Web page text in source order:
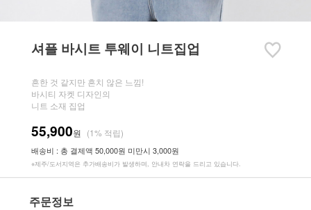
셔플 바시트 투웨이 니트집업
흔한 것 같지만 흔치 않은 느낌!
바시티 자켓 디자인의
니트 소재 집업
55,900원 (1% 적립)
배송비 : 총 결제액 50,000원 미만시 3,000원
※제주/도서지역은 추가배송비가 발생하며, 안내차 연락을 드리고 있습니다.
주문정보